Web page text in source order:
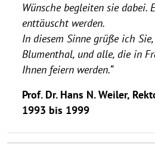
Wünsche begleiten sie dabei.
enttäuscht werden.
In diesem Sinne grüße ich
Blumenthal, und alle, die in
Ihnen feiern werden.“
Prof. Dr. Hans N. Weiler,
1993 bis 1999